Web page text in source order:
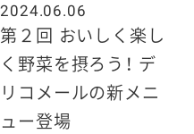
2024.06.06
第２回 おいしく楽し
く野菜を摂ろう！ デ
リコメールの新メニ
ュー登場